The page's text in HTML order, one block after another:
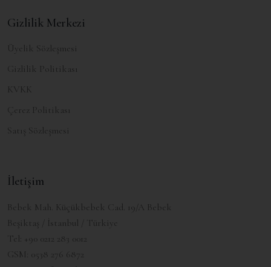
Gizlilik Merkezi
Üyelik Sözleşmesi
Gizlilik Politikası
KVKK
Çerez Politikası
Satış Sözleşmesi
İletişim
Bebek Mah. Küçükbebek Cad. 19/A Bebek
Beşiktaş / İstanbul / Türkiye
Tel: +90 0212 283 0012
GSM: 0538 276 6872